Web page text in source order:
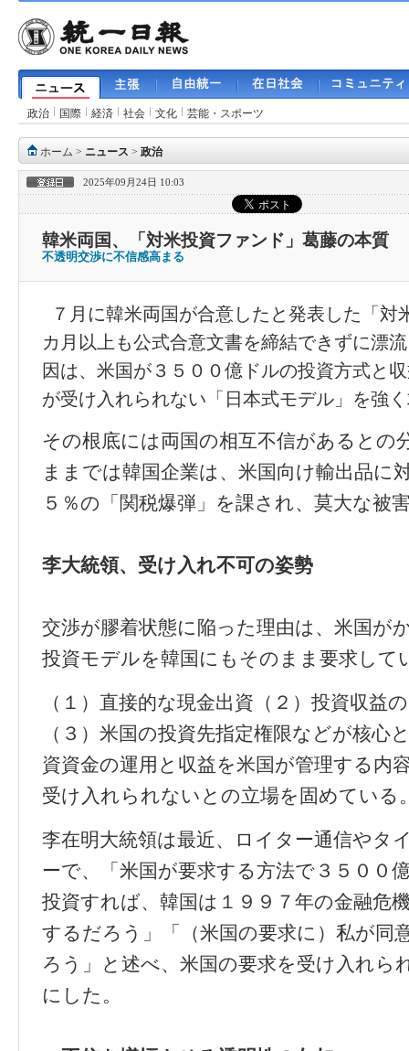
政治 国際 経済 社会 文化 芸能・スポーツ
ホーム > ニュース > 政治
2025年09月24日 10:03
韓米両国、「対米投資ファンド」葛藤の本質
不透明交渉に不信感高まる
７月に韓米両国が合意したと発表した「対
カ月以上も公式合意文書を締結できずに漂
因は、米国が３５００億ドルの投資方式と
が受け入れられない「日本式モデル」を強
その根底には両国の相互不信があるとの
ままでは韓国企業は、米国向け輸出品に
５％の「関税爆弾」を課され、莫大な被
李大統領、 受け入れ不可の姿勢
交渉が膠着状態に陥った理由は、米国が
投資モデルを韓国にもそのまま要求して
（１）直接的な現金出資（２）投資収益
（３）米国の投資先指定権限などが核心
資資金の運用と収益を米国が管理する内
受け入れられないとの立場を固めている
李在明大統領は最近、ロイター通信やタ
ーで、「米国が要求する方法で３５００
投資すれば、韓国は１９９７年の金融危
するだろう」「（米国の要求に）私が同
ろう」と述べ、米国の要求を受け入れら
にした。